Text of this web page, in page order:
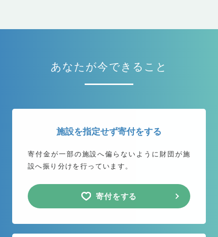
あなたが今できること
施設を指定せず寄付をする
寄付金が一部の施設へ偏らないように 財団が施
設へ振り分けを行っています。
寄付をする